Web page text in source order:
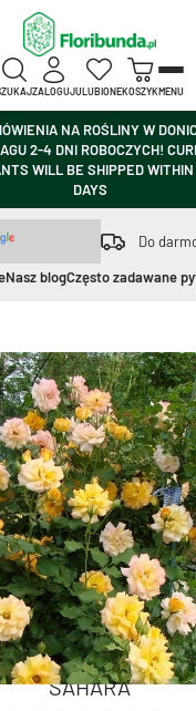
NA ROŚLINY W
2-4 DNI ROBOCZYCH!
WILL BE SHIPPED
DAYS
Do
Nasz blogCzęsto zadawane
ZALOGUJULUBIONEKOSZYKMENU
SAHARA